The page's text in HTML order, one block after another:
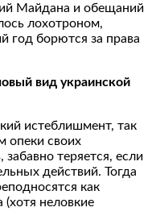
Майдана и обещаний
лохотроном,
год борются за права
вид украинской
истеблишмент, так
опеки своих
забавно теряется, если
действий. Тогда
как
неловкие